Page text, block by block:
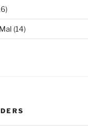
(14)